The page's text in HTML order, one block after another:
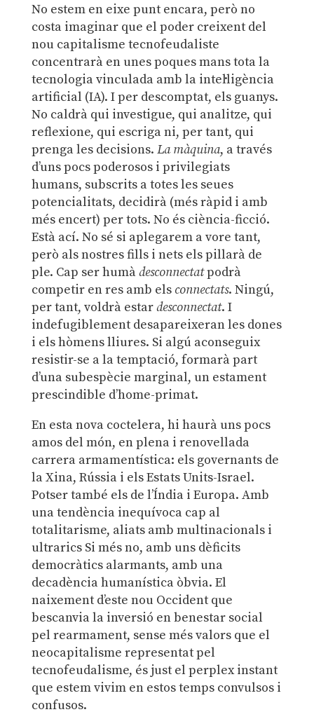
No estem en eixe punt encara, però no
costa imaginar que el poder creixent del
nou capitalisme tecnofeudaliste
concentrarà en unes poques mans tota la
tecnologia vinculada amb la intel·ligència
artificial (IA). I per descomptat, els guanys.
No caldrà qui investigue, qui analitze, qui
reflexione, qui escriga ni, per tant, qui
prenga les decisions. La màquina, a través
d’uns pocs poderosos i privilegiats
humans, subscrits a totes les seues
potencialitats, decidirà (més ràpid i amb
més encert) per tots. No és ciència-ficció.
Està ací. No sé si aplegarem a vore tant,
però als nostres fills i nets els pillarà de
ple. Cap ser humàdesconnectatpodrà
competir en res amb els connectats. Ningú,
per tant, voldrà estardesconnectat. I
indefugiblement desapareixeran les dones
i els hòmens lliures. Si algú aconseguix
resistir-se a la temptació, formarà part
d’una subespècie marginal, un estament
prescindible d’home-primat.
En esta nova coctelera, hi haurà uns pocs
amos del món, en plena i renovellada
carrera armamentística: els governants de
la Xina, Rússia i els Estats Units-Israel.
Potser també els de l’Índia i Europa. Amb
una tendència inequívoca cap al
totalitarisme, aliats amb multinacionals i
ultrarics Si més no, amb uns dèficits
democràtics alarmants, amb una
decadència humanística òbvia. El
naixement d’este nou Occident que
bescanvia la inversió en benestar social
pel rearmament, sense més valors que el
neocapitalisme representat pel
tecnofeudalisme, és just el perplex instant
que estem vivim en estos temps convulsos i
confusos.